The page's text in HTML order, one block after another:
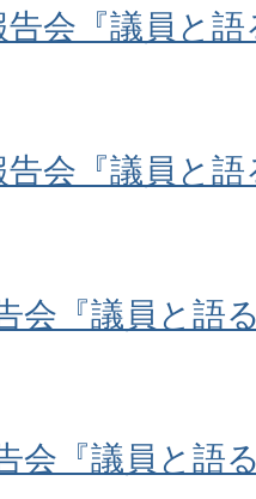
会『議員と
会『議員と
会『議員と語
会『議員と語